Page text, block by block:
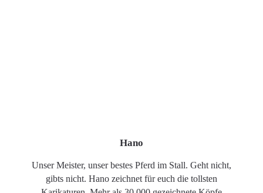
Hano
Unser Meister, unser bestes Pferd im Stall. Geht nicht,
gibts nicht. Hano zeichnet für euch die tollsten